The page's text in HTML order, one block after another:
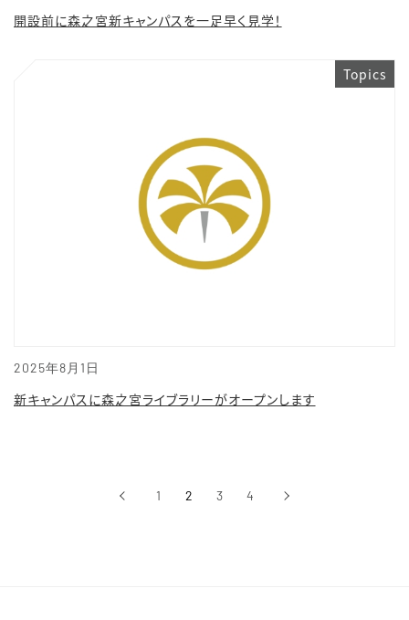
開設前に森之宮新キャンパスを一足早く見学！
2025年8月1日
Topics
新キャンパスに森之宮ライブラリーがオープンします
‹前へ 1 2 3 4 ›次へ